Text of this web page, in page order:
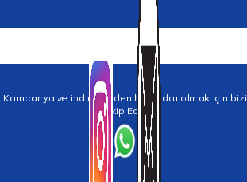
Kampanya ve indirimlerden haberdar olmak için bizi
Takip Edin!